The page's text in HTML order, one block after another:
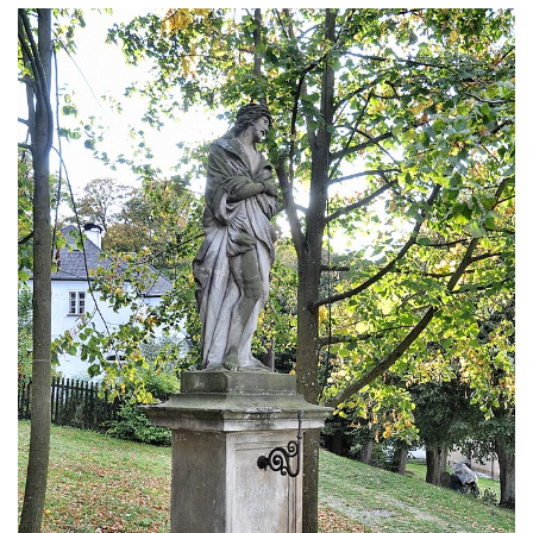
Sadech v Českých Budějovicích
Socha Mateřství v parku Na Sadech v
Českých Budějovicích
Památník Otokara Mokrého v parku Na
Sadech v Českých Budějovicích
Poslední dochovaný tramvajový sloup na
Pražské třídě v Českých Budějovicích
Socha Civilizovaní na Husově třídě v
Českých Budějovicích
Socha svatého Jana Nepomuckého Na
Sadech u Mlýnské stoky v Českých
Budějovicích
Sochy brouků u Mlýnské stoky v Českých
Budějovicích
Socha svatého Vincence Ferrerského na